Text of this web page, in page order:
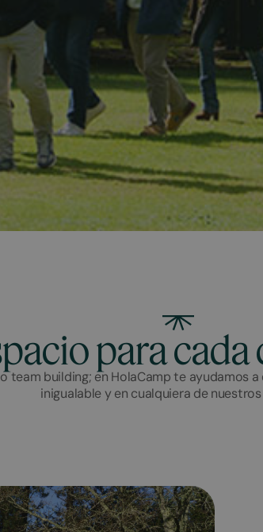
para
team building; en HolaCamp te ayudamos
inigualable y en cualquiera de